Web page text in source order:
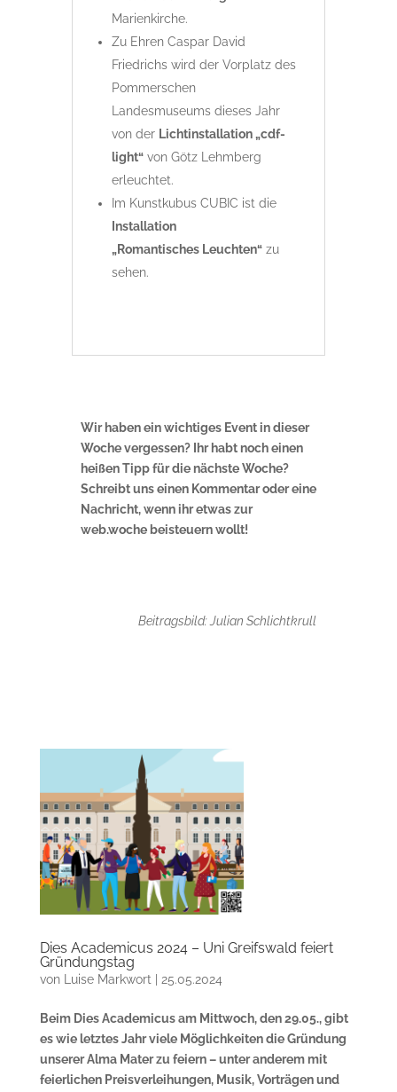
Marienkirche.
Zu Ehren Caspar David
Friedrichs wird der Vorplatz des
Pommerschen
Landesmuseums dieses Jahr
von der Lichtinstallation „cdf-
light“von Götz Lehmberg
erleuchtet.
Im Kunstkubus CUBIC ist die
Installation
„Romantisches Leuchten“zu
sehen.
Wir haben ein wichtiges Event in dieser
Woche vergessen? Ihr habt noch einen
heißen Tipp für die nächste Woche?
Schreibt uns einen Kommentar oder eine
Nachricht, wenn ihr etwas zur
web.woche beisteuern wollt!
Beitragsbild: Julian Schlichtkrull
Dies Academicus 2024 – Uni Greifswald feiert
Gründungstag
von Luise Markwort 25.05.2024
Beim Dies Academicus am Mittwoch, den 29.05., gibt
es wie letztes Jahr viele Möglichkeiten die Gründung
unserer Alma Mater zu feiern – unter anderem mit
feierlichen Preisverleihungen, Musik, Vorträgen und